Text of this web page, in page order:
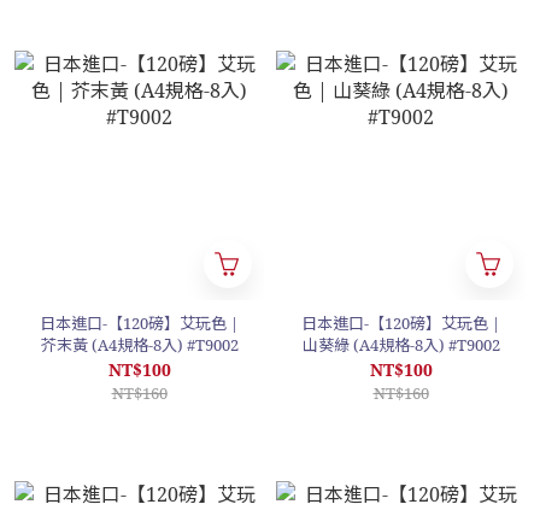
日本進口-【120磅】艾玩色 |
芥末黃 (A4規格-8入) #T9002
NT$100
NT$160
日本進口-【120磅】艾玩色 |
山葵綠 (A4規格-8入) #T9002
NT$100
NT$160